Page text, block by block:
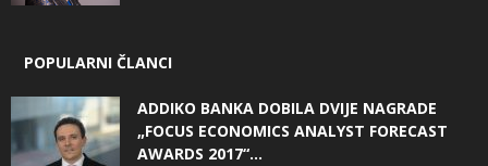
POPULARNI ČLANCI
ADDIKO BANKA DOBILA DVIJE NAGRADE
„FOCUS ECONOMICS ANALYST FORECAST
AWARDS 2017“...